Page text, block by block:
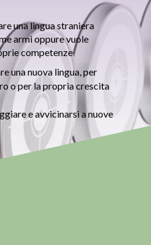
una lingua straniera
armi oppure vuole
competenze
una nuova lingua, per
o per la propria crescita
e avvicinarsi a nuove